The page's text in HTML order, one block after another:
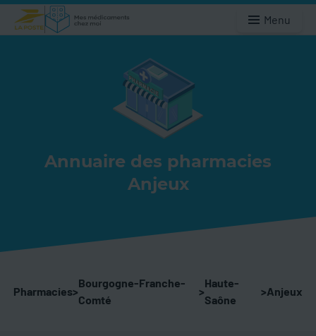
Menu
Annuaire des pharmacies
Anjeux
Pharmacies>
Bourgogne-Franche-
Comté
>
Haute-
Saône
>Anjeux